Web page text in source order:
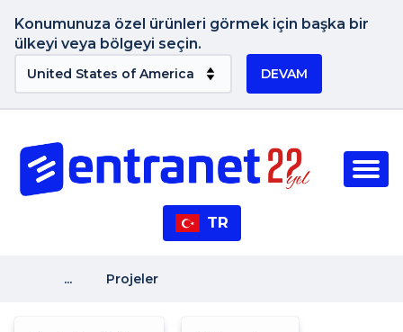
Konumunuza özel ürünleri görmek için başka bir
ülkeyi veya bölgeyi seçin.
DEVAM
TR
... Projeler